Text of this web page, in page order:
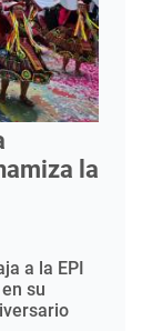
la
a la EPI
su